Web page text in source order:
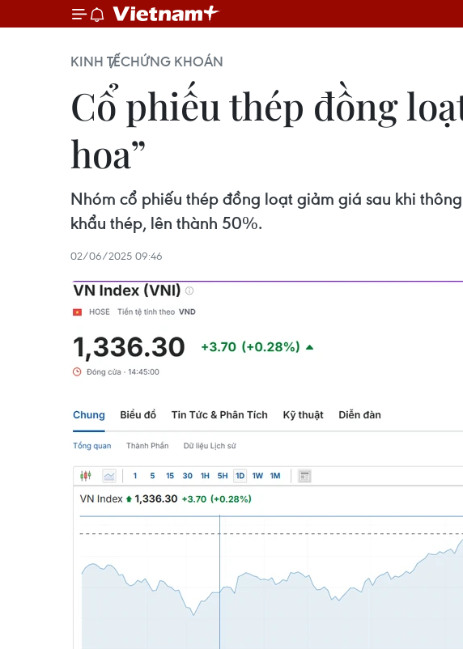
KINH TẾCHỨNG KHOÁN
Cổ phiếu thép đồng
hoa”
Nhóm cổ phiếu thép đồng loạt giảm giá sau khi
khẩu thép, lên thành 50%.
02/06/2025 09:46